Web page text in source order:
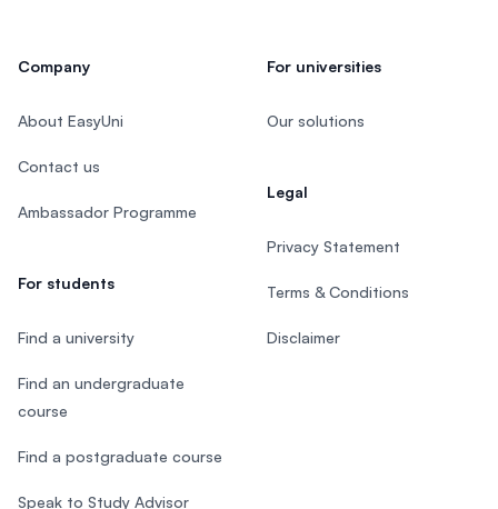
Company
About EasyUni
Contact us
Ambassador Programme
For students
Find a university
Find an undergraduate
course
Find a postgraduate course
Speak to Study Advisor
For universities
Our solutions
Legal
Privacy Statement
Terms & Conditions
Disclaimer